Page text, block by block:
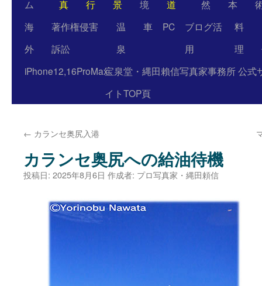
ム
真
行
景
境
道
然
本
海
外
著作権侵害
訴訟
温
泉
車 PC
ブログ活
用
料
理
iPhone12,16ProMax宝泉堂・縄田賴信写真家事務所 公式
イトTOP頁
← カランセ奥尻入港
カランセ奥尻への給油待機
投稿日: 2025年8月6日 作成者: プロ写真家・縄田頼信